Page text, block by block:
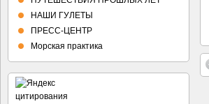
НАШИ ГУЛЕТЫ
ПРЕСС-ЦЕНТР
Морская практика